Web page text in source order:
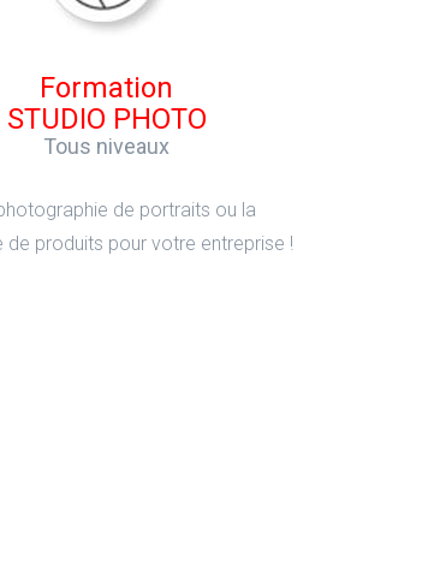
Formation
STUDIO PHOTO
Tous niveaux
de portraits ou la
de produits pour votre entreprise !